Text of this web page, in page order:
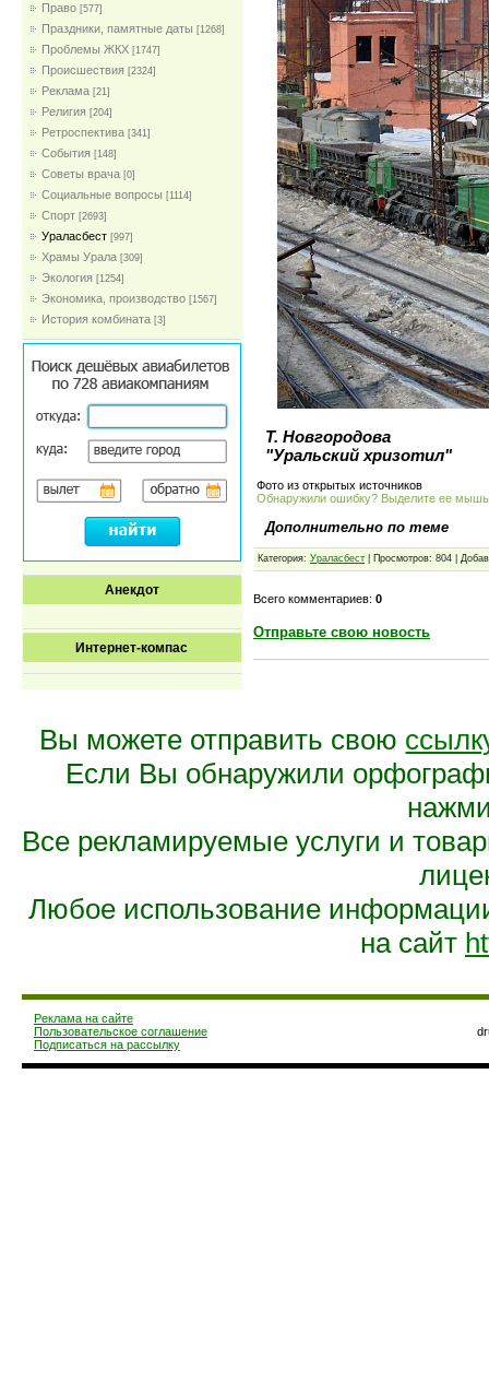
Право [577]
Праздники, памятные даты [1268]
Проблемы ЖКХ [1747]
Проиcшествия [2324]
Реклама [21]
Религия [204]
Ретроспектива [341]
События [148]
Советы врача [0]
Социальные вопросы [1114]
Спорт [2693]
Ураласбест [997]
Храмы Урала [309]
Экология [1254]
Экономика, производство [1567]
История комбината [3]
Анекдот
Интернет-компас
Т. Новгородова
"Уральский хризотил"
Фото из открытых источников
Обнаружили ошибку? Выделите ее
Дополнительно по теме
Категория: Ураласбест | Просмотров: 804 |
Всего комментариев: 0
Отправьте свою новость
Вы можете отправить свою
Если Вы обнаружили
Все рекламируемые услуги и
Любое использование
на сайт
Реклама на сайте
Пользовательское соглашение
Подписаться на рассылку